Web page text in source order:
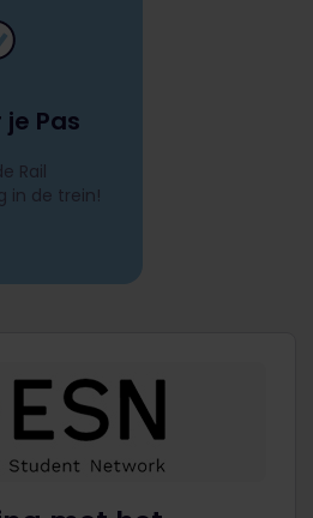
Pas
Rail
in de trein!